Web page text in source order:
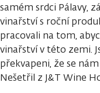
samém srdci Pálavy,
vinařství s roční
pracovali na tom,
vinařství v této zemi.
překvapeni, že se
Nešetřil z J&T Wine